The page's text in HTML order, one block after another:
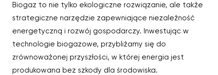
Biogaz to nie tylko ekologiczne rozwiązanie, ale także
strategiczne narzędzie zapewniające niezależność
energetyczną i rozwój gospodarczy. Inwestując w
technologie biogazowe, przybliżamy się do
zrównoważonej przyszłości, w której energia jest
produkowana bez szkody dla środowiska.